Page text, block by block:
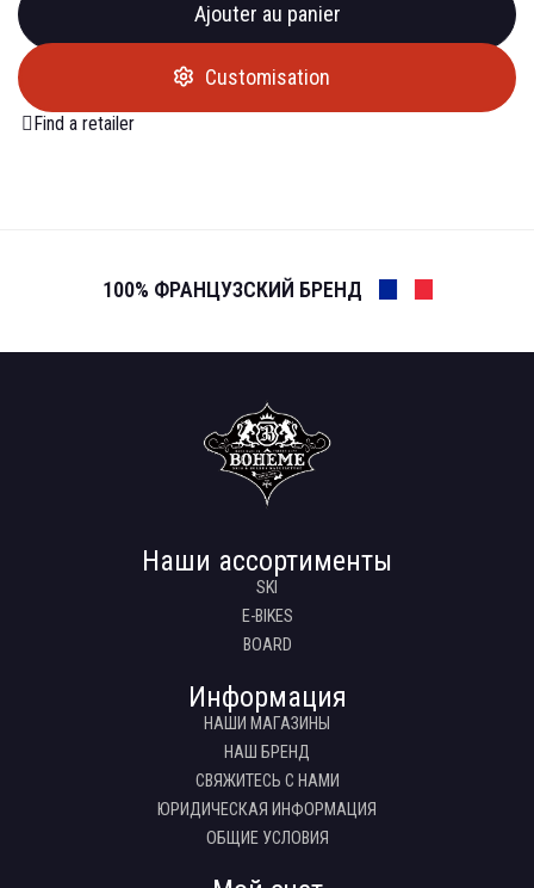
Ajouter au panier
Customisation
Find a retailer
100% ФРАНЦУЗСКИЙ БРЕНД
Наши ассортименты
SKI
E-BIKES
BOARD
Информация
НАШИ МАГАЗИНЫ
НАШ БРЕНД
СВЯЖИТЕСЬ С НАМИ
ЮРИДИЧЕСКАЯ ИНФОРМАЦИЯ
ОБЩИЕ УСЛОВИЯ